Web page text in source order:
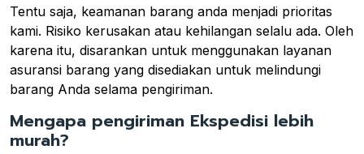
Tentu saja, keamanan barang anda menjadi prioritas
kami. Risiko kerusakan atau kehilangan selalu ada. Oleh
karena itu, disarankan untuk menggunakan layanan
asuransi barang yang disediakan untuk melindungi
barang Anda selama pengiriman.
Mengapa pengiriman Ekspedisi lebih
murah?